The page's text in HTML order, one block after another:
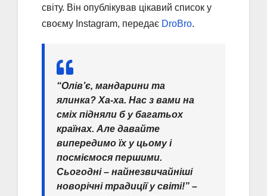
світу. Він опублікував цікавий список у
своєму Instagram, передає DroBro.
“Олів’є, мандарини та
ялинка? Ха-ха. Нас з вами на
сміх підняли б у багатьох
країнах. Але давайте
випередимо їх у цьому і
посміємося першими.
Сьогодні – найнезвичайніші
новорічні традиції у світі!” –